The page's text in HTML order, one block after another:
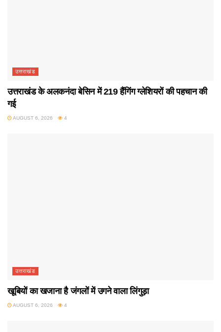
उत्तराखंड
उत्तराखंड के अलकनंदा बेसिन में 219 हैंगिंग ग्लेशियरों की पहचान की
गई
AUGUST 6, 2026 4
उत्तराखंड
खूबियों का खजाना है जंगलों में उगने वाला लिंगुड़ा
AUGUST 6, 2026 4